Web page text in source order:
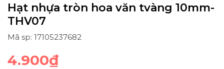
Hạt nhựa tròn hoa văn tvàng 10mm-
THV07
Mã sp: 17105237682
4.900₫